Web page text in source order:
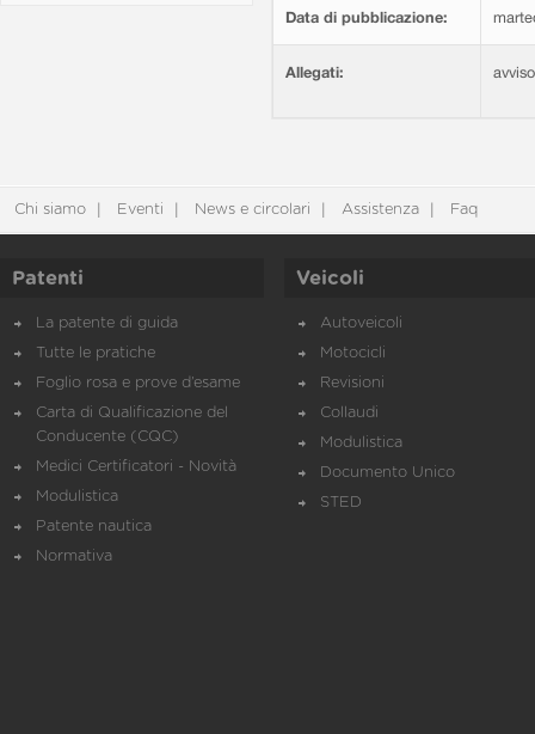
Data di pubblicazione:
Allegati:
Chi siamo Eventi News e circolari Assistenza Faq
Patenti
La patente di guida
Tutte le pratiche
Foglio rosa e prove d’esame
Carta di Qualificazione del
Conducente (CQC)
Medici Certificatori - Novità
Modulistica
Patente nautica
Normativa
Veicoli
Autoveicoli
Motocicli
Revisioni
Collaudi
Modulistica
Documento Unico
STED